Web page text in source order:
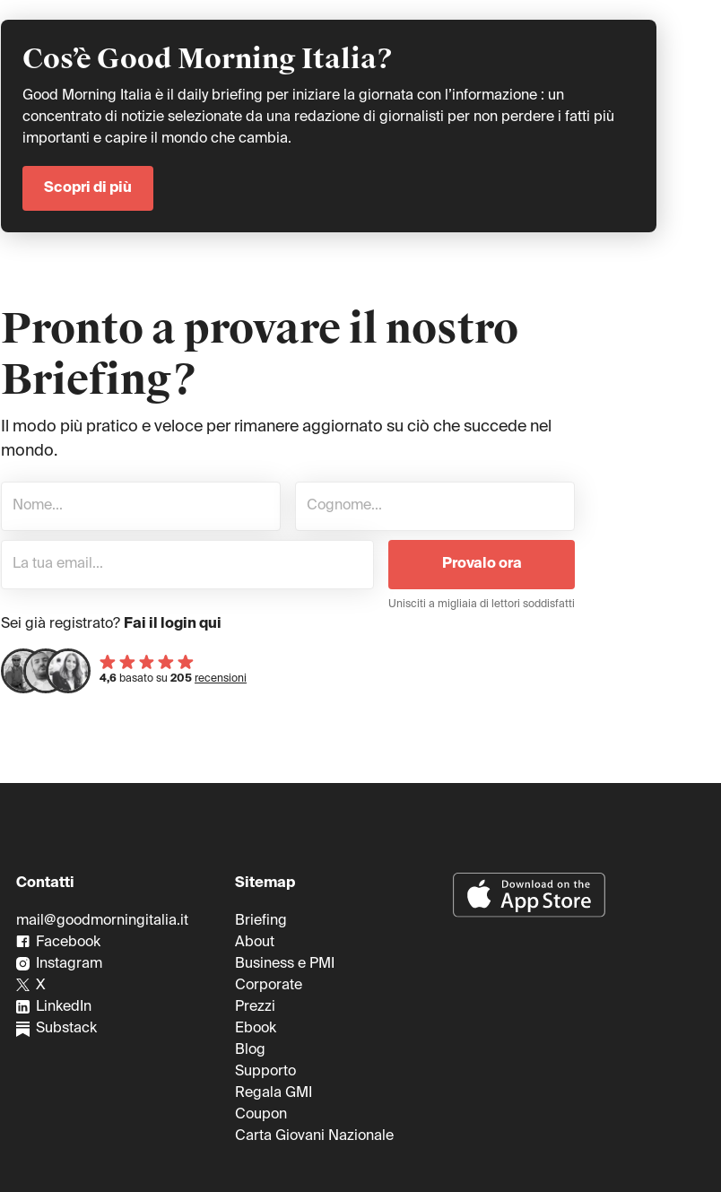
Cos’è Good Morning Italia?
Good Morning Italia è il daily briefing per iniziare la giornata con l’informazione : un
concentrato di notizie selezionate da una redazione di giornalisti per non perdere i fatti più
importanti e capire il mondo che cambia.
Scopri di più
Pronto a provare il nostro
Briefing?
Il modo più pratico e veloce per rimanere aggiornato su ciò che succede nel
mondo.
Provalo ora
Unisciti a migliaia di lettori soddisfatti
Sei già registrato? Fai il login qui
4,6 basato su 205 recensioni
Contatti
mail@goodmorningitalia.it
Facebook
Instagram
X
LinkedIn
Substack
Sitemap
Briefing
About
Business e PMI
Corporate
Prezzi
Ebook
Blog
Supporto
Regala GMI
Coupon
Carta Giovani Nazionale